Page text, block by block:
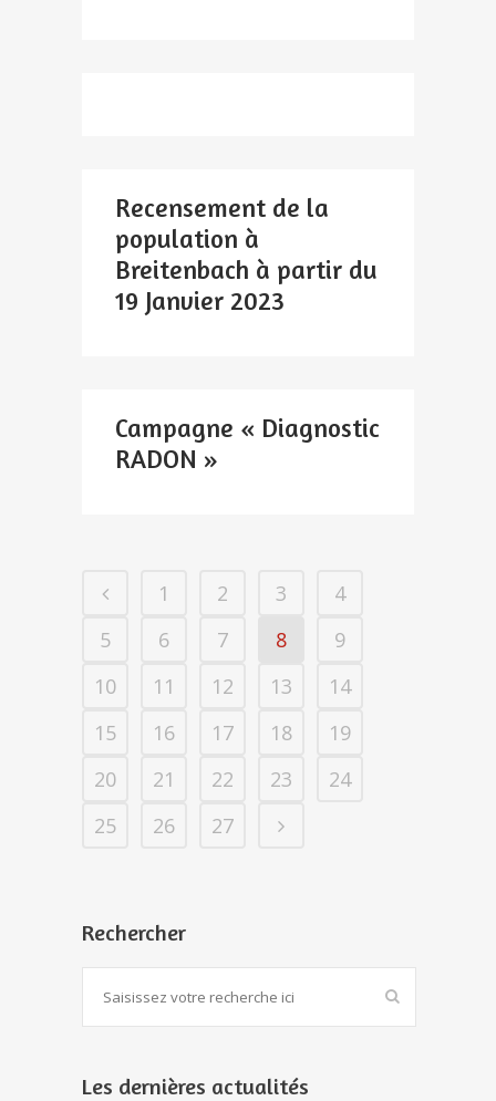
Recensement de la
population à
Breitenbach à partir du
19 Janvier 2023
Campagne « Diagnostic
RADON »
1 2 3
4
5
6 7 8
9
10
11 12 13
14
15
16 17 18
19
20
21 22 23
24
25
26 27
Rechercher
Les dernières actualités